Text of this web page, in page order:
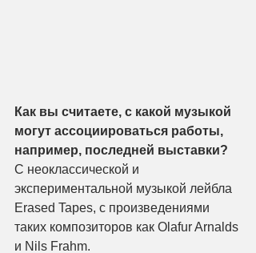
Как вы считаете, с какой музыкой
могут ассоциироваться работы,
например, последней выставки?
С неоклассической и
экспериментальной музыкой лейбла
Erased Tapes, с произведениями
таких композиторов как Olafur Arnalds
и Nils Frahm.